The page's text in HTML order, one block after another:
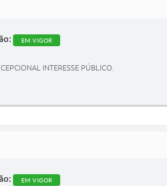
EM VIGOR
INTERESSE PÚBLICO.
EM VIGOR